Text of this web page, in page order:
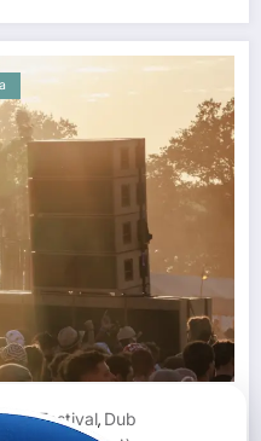
Festival, Dub